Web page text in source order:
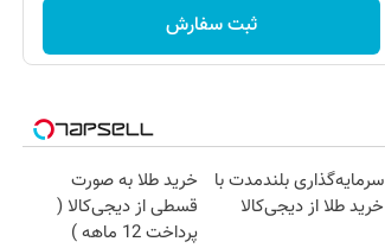
ثبت سفارش
سرمایه‌گذاری بلندمدت با
خرید طلا از دیجی‌کالا
خرید طلا به صورت
قسطی از دیجی‌کالا (
پرداخت 12 ماهه )
روزنامه‌های صبح چهارشنبه ۱۴ مرداد ۱۴۰۵